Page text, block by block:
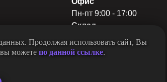
Пн-пт 9:00 - 17:00
Склад
Пн-пт 8:30 - 17:00
Сб-вс 9:00 - 13:00
Продолжая использовать сайт, Вы
вы можетепо данной ссылке.